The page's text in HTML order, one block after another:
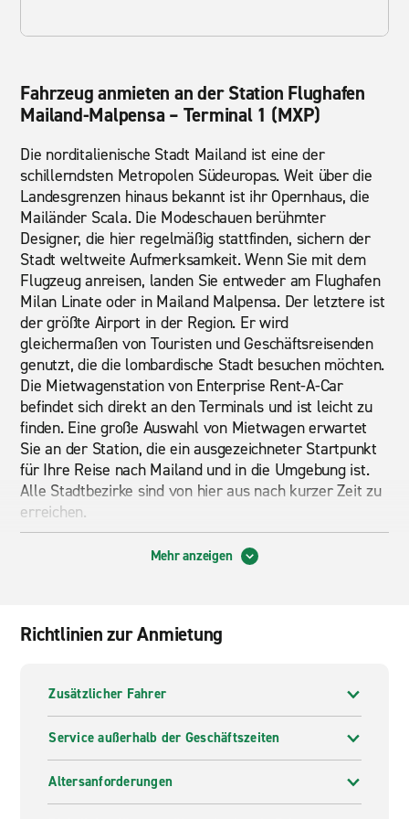
Fahrzeug anmieten an der Station Flughafen
Mailand-Malpensa – Terminal 1 (MXP)
Die norditalienische Stadt Mailand ist eine der
schillerndsten Metropolen Südeuropas. Weit über die
Landesgrenzen hinaus bekannt ist ihr Opernhaus, die
Mailänder Scala. Die Modeschauen berühmter
Designer, die hier regelmäßig stattfinden, sichern der
Stadt weltweite Aufmerksamkeit. Wenn Sie mit dem
Flugzeug anreisen, landen Sie entweder am Flughafen
Milan Linate oder in Mailand Malpensa. Der letztere ist
der größte Airport in der Region. Er wird
gleichermaßen von Touristen und Geschäftsreisenden
genutzt, die die lombardische Stadt besuchen möchten.
Die Mietwagenstation von Enterprise Rent-A-Car
befindet sich direkt an den Terminals und ist leicht zu
finden. Eine große Auswahl von Mietwagen erwartet
Sie an der Station, die ein ausgezeichneter Startpunkt
für Ihre Reise nach Mailand und in die Umgebung ist.
Alle Stadtbezirke sind von hier aus nach kurzer Zeit zu
erreichen.
Shopping-Fans besuchen in der Stadt die Galleria
Vittorio Emanuele II, die nicht nur eine der schönsten,
italienischen König Vittorio Emanuele II eröffnet. Von
Millionen von Besuchern anzieht. Auf dem Platz rund
um den Dom lassen Sie sich gemütlich in einem der
zahlreichen Cafés zu einem Espresso nieder und
genießen das meist gute Wetter in der
norditalienischen Metropole. Wenn Sie Fußballfan sind,
sollten Sie auch einen Besuch des Giuseppe-Meazza-
Mehr anzeigen
Richtlinien zur Anmietung
Zusätzlicher Fahrer
Service außerhalb der Geschäftszeiten
Altersanforderungen